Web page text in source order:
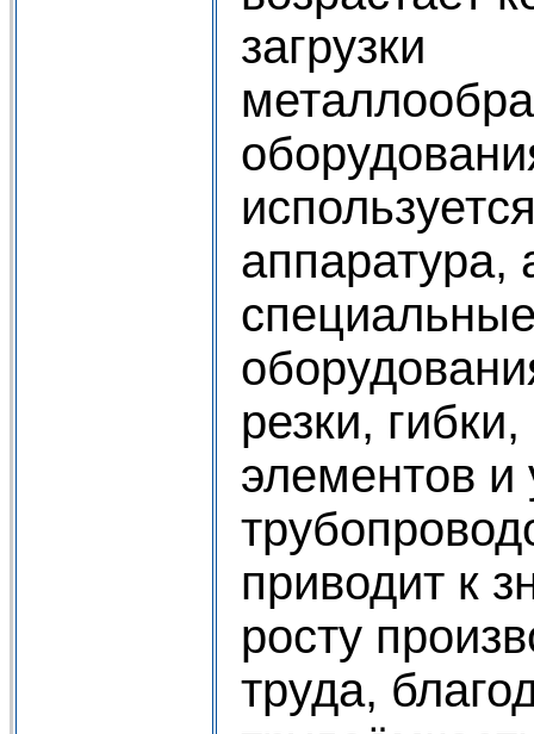
загрузки
аппаратура,
резки,
элементов и
приводит к
росту
труда,